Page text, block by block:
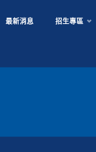
最新消息 招生專區